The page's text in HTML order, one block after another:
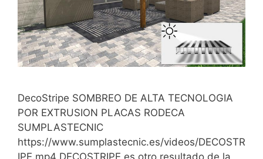
DecoStripe SOMBREO DE ALTA TECNOLOGIA
POR EXTRUSION PLACAS RODECA
SUMPLASTECNIC
https://www.sumplastecnic.es/videos/DECOSTR
IPE.mp4 DECOSTRIPE es otro resultado de la